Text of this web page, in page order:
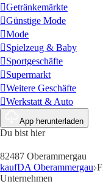
Getränkemärkte
Günstige Mode
Mode
Spielzeug & Baby
Sportgeschäfte
Supermarkt
Weitere Geschäfte
Werkstatt & Auto
App herunterladen
Du bist hier
82487 Oberammergau
kaufDA Oberammergau
Unternehmen